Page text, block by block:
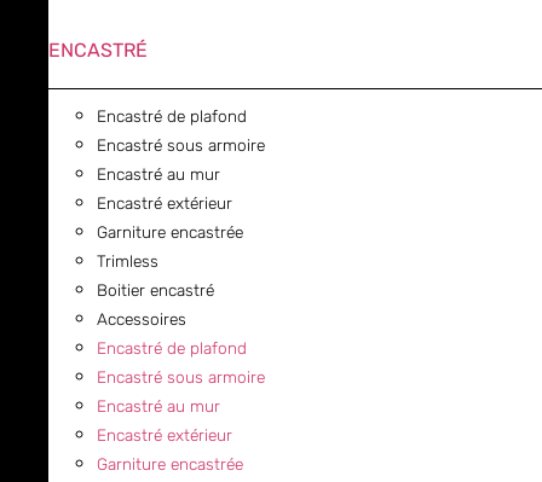
ENCASTRÉ
Encastré de plafond
Encastré sous armoire
Encastré au mur
Encastré extérieur
Garniture encastrée
Trimless
Boitier encastré
Accessoires
Encastré de plafond
Encastré sous armoire
Encastré au mur
Encastré extérieur
Garniture encastrée